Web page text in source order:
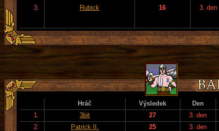
3. Rubick 16 3. den
Hráč Výsledek
Den
1.
3bit 27
3. den
2.
Patrick II. 25
3. den